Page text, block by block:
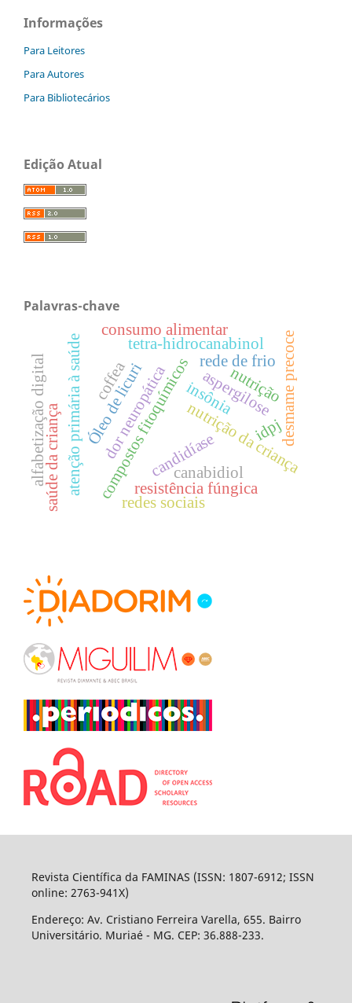
Informações
Para Leitores
Para Autores
Para Bibliotecários
Edição Atual
Palavras-chave
candidíase
aspergilose
Óleo de licuri
compostos fitoquímicos
resistência fúngica
nutrição da criança
atenção primária à saúde desmame precoce
saúde da criança dor neuropática
canabidiol
tetra-hidrocanabinol
redes sociais
alfabetização digital insônia
consumo alimentar
rede de frio
nutrição
coffea
idpj
Revista Científica da FAMINAS (ISSN: 1807-6912; ISSN
online: 2763-941X)
Endereço: Av. Cristiano Ferreira Varella, 655. Bairro
Universitário. Muriaé - MG. CEP: 36.888-233.